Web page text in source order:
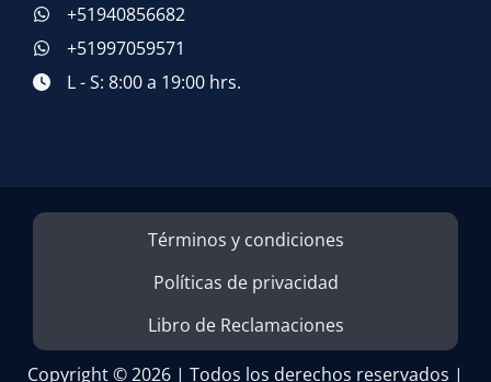
+51940856682
+51997059571
L - S: 8:00 a 19:00 hrs.
Términos y condiciones
Políticas de privacidad
Libro de Reclamaciones
Copyright © 2026 | Todos los derechos reservados |